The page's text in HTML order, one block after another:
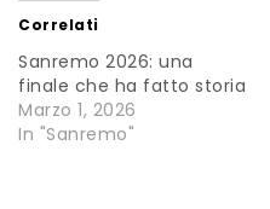
Correlati
Sanremo 2026: una
finale che ha fatto storia
Marzo 1, 2026
In "Sanremo"